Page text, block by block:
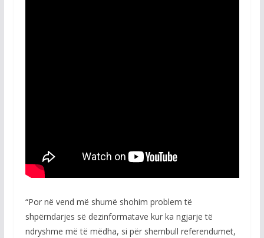
“Por në vend më shumë shohim problem të
shpërndarjes së dezinformatave kur ka ngjarje të
ndryshme më të mëdha, si për shembull referendumet,